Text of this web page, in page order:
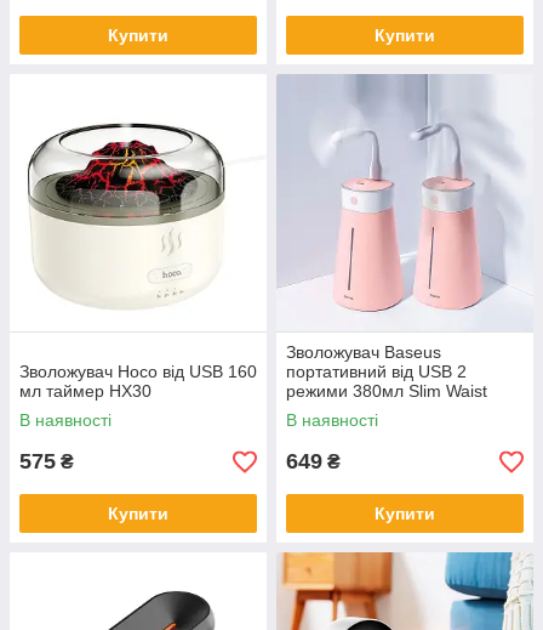
Купити Купити
Зволожувач Hoco від USB 160
мл таймер HX30
В наявності
575 ₴
Купити
Зволожувач Baseus
портативний від USB 2
режими 380мл Slim Waist
Pink
В наявності
649 ₴
Купити